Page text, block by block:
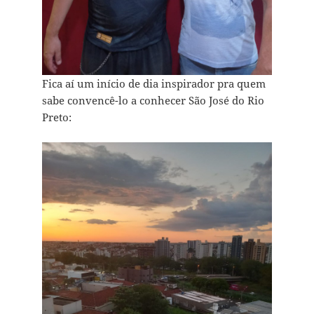
Fica aí um início de dia inspirador pra quem
sabe convencê-lo a conhecer São José do Rio
Preto: